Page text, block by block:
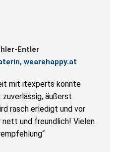
Entler
wearehappy.at
mit itexperts könnte
äußerst
rasch erledigt und vor
nett und freundlich! Vielen